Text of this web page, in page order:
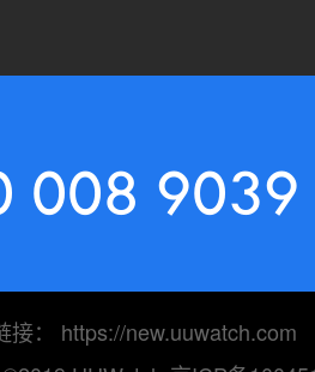
008 9039
接： https://new.uuwatch.com